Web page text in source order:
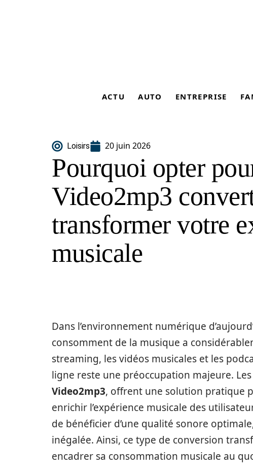
ACTU AUTO ENTREPRISE
Loisirs 20 juin 2026
Pourquoi opter
Video2mp3
transformer votre
musicale
Dans l’environnement numérique
consomment de la musique a
streaming, les vidéos musicales et les
ligne reste une préoccupation majeure.
Video2mp3, offrent une solution pratique
enrichir l’expérience musicale des
de bénéficier d’une qualité sonore
inégalée. Ainsi, ce type de conversion
encadrer sa consommation musicale au